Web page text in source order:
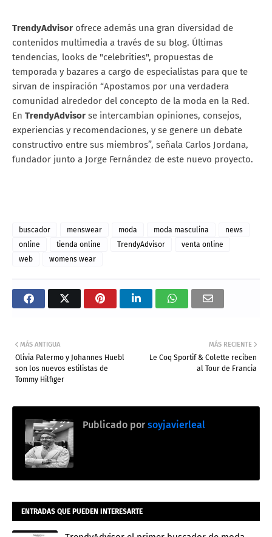
TrendyAdvisor ofrece además una gran diversidad de
contenidos multimedia a través de su blog. Últimas
tendencias, looks de "celebrities", propuestas de
temporada y bazares a cargo de especialistas para que te
sirvan de inspiración “Apostamos por una verdadera
comunidad alrededor del concepto de la moda en la Red.
En TrendyAdvisor se intercambian opiniones, consejos,
experiencias y recomendaciones, y se genere un debate
constructivo entre sus miembros”, señala Carlos Jordana,
fundador junto a Jorge Fernández de este nuevo proyecto.
buscador menswear moda moda masculina
news
online
tienda online TrendyAdvisor
venta online
web
womens wear
MÁS RECIENTE
Le Coq Sportif & Colette reciben
al Tour de Francia
MÁS ANTIGUA
Olivia Palermo y Johannes Huebl
son los nuevos estilistas de
Tommy Hilfiger
Publicado por soyjavierleal
ENTRADAS QUE PUEDEN INTERESARTE